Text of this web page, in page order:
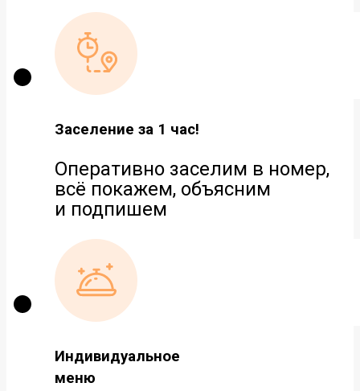
Заселение за 1 час!
Оперативно заселим в номер,
всё покажем, объясним
и подпишем
Индивидуальное
меню